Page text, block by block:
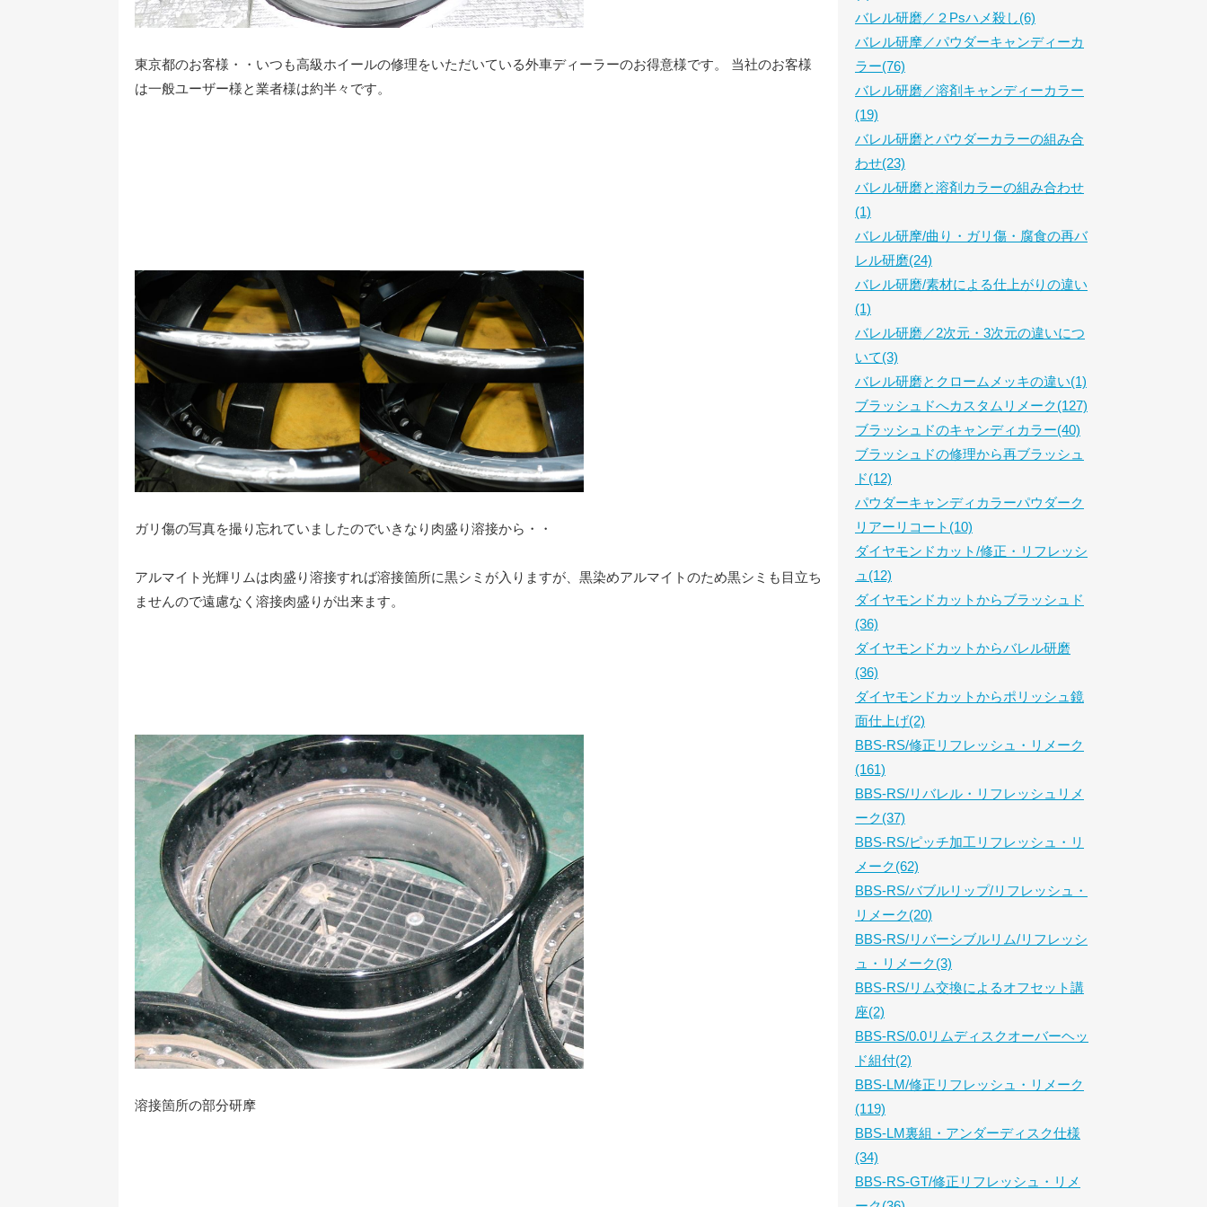
東京都のお客様・・いつも高級ホイールの修理をいただいている外車ディーラーのお得意様です。 当社のお客様
は一般ユーザー様と業者様は約半々です。
ガリ傷の写真を撮り忘れていましたのでいきなり肉盛り溶接から・・
アルマイト光輝リムは肉盛り溶接すれば溶接箇所に黒シミが入りますが、黒染めアルマイトのため黒シミも目立ち
ませんので遠慮なく溶接肉盛りが出来ます。
溶接箇所の部分研摩
バレル研磨／２Psハメ殺し(6)
バレル研摩／パウダーキャンディーカ
ラー(76)
バレル研磨／溶剤キャンディーカラー
(19)
バレル研磨とパウダーカラーの組み合
わせ(23)
バレル研磨と溶剤カラーの組み合わせ
(1)
バレル研摩/曲り・ガリ傷・腐食の再バ
レル研磨(24)
バレル研磨/素材による仕上がりの違い
(1)
バレル研磨／2次元・3次元の違いにつ
いて(3)
バレル研磨とクロームメッキの違い(1)
ブラッシュドへカスタムリメーク(127)
ブラッシュドのキャンディカラー(40)
ブラッシュドの修理から再ブラッシュ
ド(12)
パウダーキャンディカラーパウダーク
リアーリコート(10)
ダイヤモンドカット/修正・リフレッシ
ュ(12)
ダイヤモンドカットからブラッシュド
(36)
ダイヤモンドカットからバレル研磨
(36)
ダイヤモンドカットからポリッシュ鏡
面仕上げ(2)
BBS-RS/修正リフレッシュ・リメーク
(161)
BBS-RS/リバレル・リフレッシュリメ
ーク(37)
BBS-RS/ピッチ加工リフレッシュ・リ
メーク(62)
BBS-RS/バブルリップ/リフレッシュ・
リメーク(20)
BBS-RS/リバーシブルリム/リフレッシ
ュ・リメーク(3)
BBS-RS/リム交換によるオフセット講
座(2)
BBS-RS/0.0リムディスクオーバーヘッ
ド組付(2)
BBS-LM/修正リフレッシュ・リメーク
(119)
BBS-LM裏組・アンダーディスク仕様
(34)
BBS-RS-GT/修正リフレッシュ・リメ